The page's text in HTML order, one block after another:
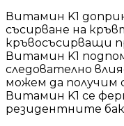
Витамин K1
съсирване на
кръвосъсирващи
Витамин K1
следователно
можем да получим
Витамин K1 се
резидентните